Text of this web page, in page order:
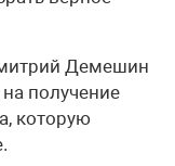
Демешин
получение
которую